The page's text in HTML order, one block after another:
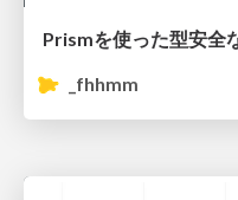
Prismを使った型安全
_fhhmm